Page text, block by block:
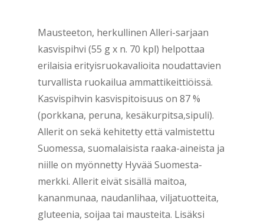
Mausteeton, herkullinen Alleri-sarjaan
kasvispihvi (55 g x n. 70 kpl) helpottaa
erilaisia erityisruokavalioita noudattavien
turvallista ruokailua ammattikeittiöissä.
Kasvispihvin kasvispitoisuus on 87 %
(porkkana, peruna, kesäkurpitsa,sipuli).
Allerit on sekä kehitetty että valmistettu
Suomessa, suomalaisista raaka-aineista ja
niille on myönnetty Hyvää Suomesta-
merkki. Allerit eivät sisällä maitoa,
kananmunaa, naudanlihaa, viljatuotteita,
gluteenia, soijaa tai mausteita. Lisäksi